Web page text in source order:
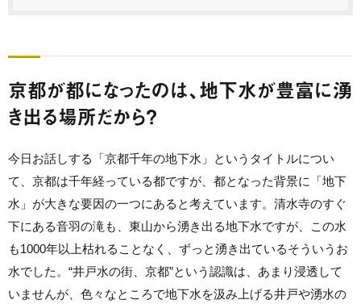
京都が都になったのは、地下水が豊富に湧
き出る場所だから？
今日お話しする「京都千年の地下水」というタイトルについ
て、京都は千年経っている都ですが、都となった背景に「地下
水」が大きな要因の一つにあると考えています。清水寺のすぐ
下にある音羽の滝も、東山から湧き出る地下水ですが、この水
も1000年以上枯れることなく、ずっと湧き出ているそういうお
水でした。“井戸水の街、京都”という認識は、あまり浸透して
いませんが、色々なところで地下水を汲み上げる井戸や湧水の